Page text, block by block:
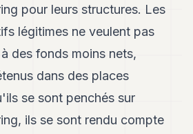
pour leurs structures. Les
légitimes ne veulent pas
des fonds moins nets,
dans des places
se sont penchés sur
ils se sont rendu compte